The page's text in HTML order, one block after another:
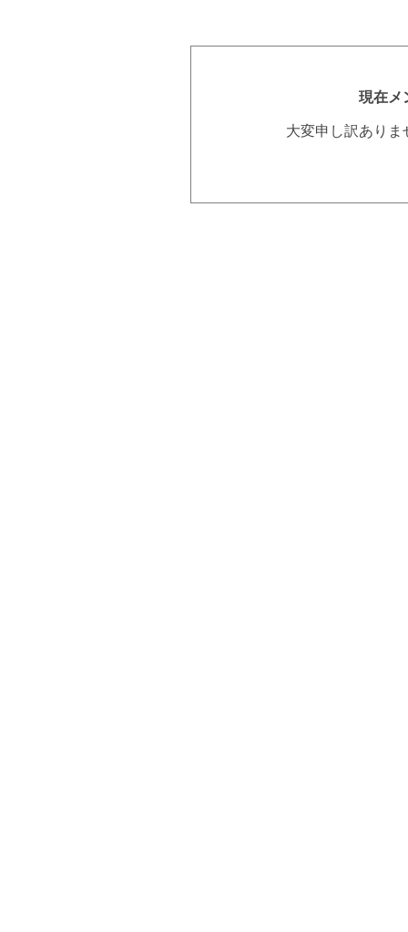
現在メ
大変申し訳あり